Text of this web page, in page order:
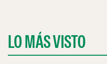
LO MÁS VISTO